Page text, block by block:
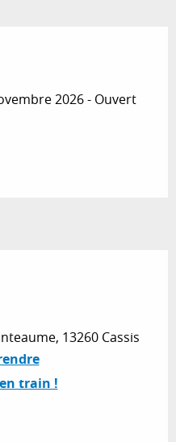
2026 - Ouvert
13260 Cassis
train !